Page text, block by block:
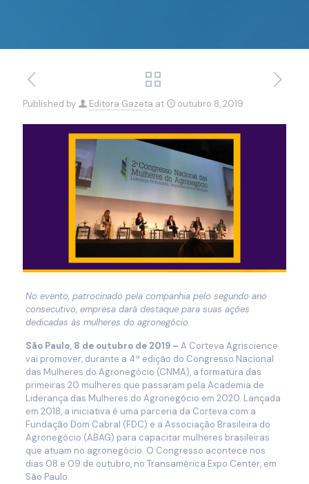
Published by Editora Gazeta at outubro 8, 2019
No evento, patrocinado pela companhia pelo segundo ano
consecutivo, empresa dará destaque para suas ações
dedicadas às mulheres do agronegócio
São Paulo, 8 de outubro de 2019 – A Corteva Agriscience
vai promover, durante a 4ª edição do Congresso Nacional
das Mulheres do Agronegócio (CNMA), a formatura das
primeiras 20 mulheres que passaram pela Academia de
Liderança das Mulheres do Agronegócio em 2020. Lançada
em 2018, a iniciativa é uma parceria da Corteva com a
Fundação Dom Cabral (FDC) e a Associação Brasileira do
Agronegócio (ABAG) para capacitar mulheres brasileiras
que atuam no agronegócio. O Congresso acontece nos
dias 08 e 09 de outubro, no Transamérica Expo Center, em
São Paulo.